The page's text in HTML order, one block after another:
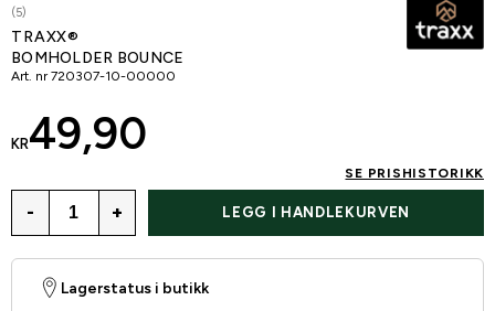
(5)
TRAXX®
BOMHOLDER BOUNCE
Art. nr 720307-10-00000
49,90
KR
SE PRISHISTORIKK
- + LEGG I HANDLEKURVEN
Lagerstatus i butikk